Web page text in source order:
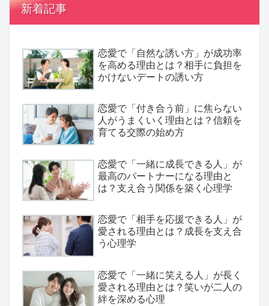
新着記事
恋愛で「自然な誘い方」が成功率
を高める理由とは？相手に負担を
かけないデートの誘い方
恋愛で「付き合う前」に焦らない
人がうまくいく理由とは？信頼を
育てる交際の始め方
恋愛で「一緒に成長できる人」が
最高のパートナーになる理由と
は？支え合う関係を築く心理学
恋愛で「相手を応援できる人」が
愛される理由とは？成長を支え合
う心理学
恋愛で「一緒に笑える人」が長く
愛される理由とは？笑いが二人の
絆を深める心理